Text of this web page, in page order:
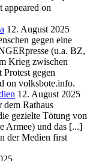
appeared on
12. August 2025
gegen eine
(u.a. BZ,
Krieg zwischen
gegen
on volksbote.info.
12. August 2025
dem Rathaus
gezielte Tötung von
Armee) und das [...]
der Medien first